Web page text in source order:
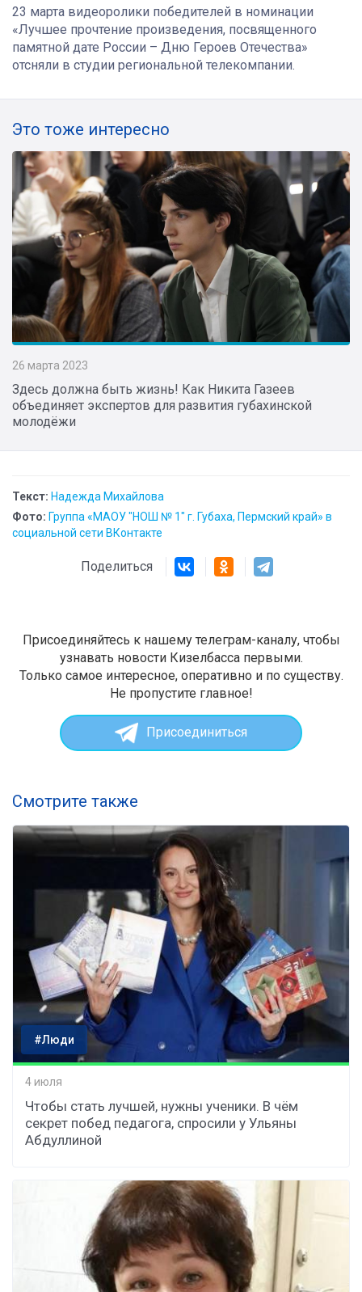
23 марта видеоролики победителей в номинации
«Лучшее прочтение произведения, посвященного
памятной дате России – Дню Героев Отечества»
отсняли в студии региональной телекомпании.
Это тоже интересно
26 марта 2023
Здесь должна быть жизнь! Как Никита Газеев
объединяет экспертов для развития губахинской
молодёжи
Текст: Надежда Михайлова
Фото: Группа «МАОУ "НОШ № 1" г. Губаха, Пермский край» в
социальной сети ВКонтакте
Поделиться
Присоединяйтесь к нашему телеграм-каналу, чтобы
узнавать новости Кизелбасса первыми.
Только самое интересное, оперативно и по существу.
Не пропустите главное!
Присоединиться
Смотрите также
#Люди
4 июля
Чтобы стать лучшей, нужны ученики. В чём
секрет побед педагога, спросили у Ульяны
Абдуллиной